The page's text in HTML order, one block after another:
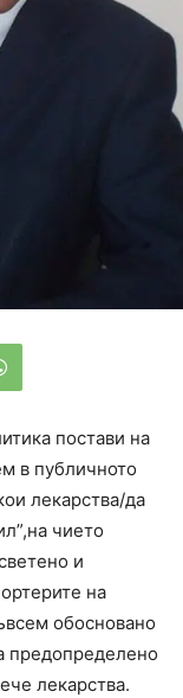
постави на
в публичното
лекарства/да
чието
и
на
обосновано
предопределено
лекарства.